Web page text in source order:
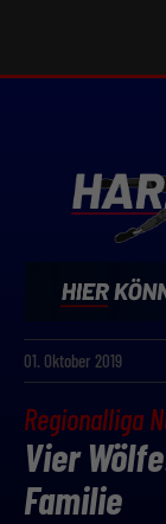
01. Oktober 2019
Regionalliga
Vier
Familie